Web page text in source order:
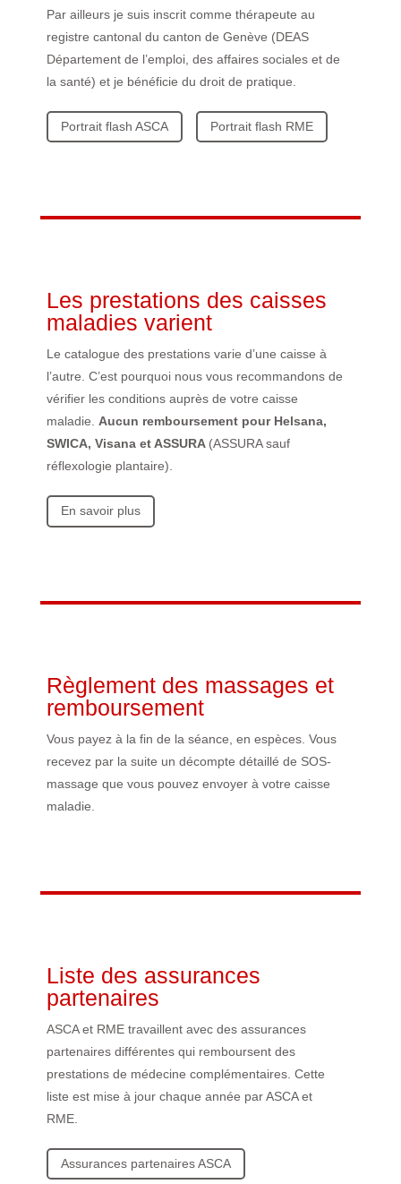
Par ailleurs je suis inscrit comme thérapeute au
registre cantonal du canton de Genève (DEAS
Département de l’emploi, des affaires sociales et de
la santé) et je bénéficie du droit de pratique.
Portrait flash ASCA Portrait flash RME
Les prestations des caisses
maladies varient
Le catalogue des prestations varie d’une caisse à
l’autre. C’est pourquoi nous vous recommandons de
vérifier les conditions auprès de votre caisse
maladie. Aucun remboursement pour Helsana,
SWICA, Visana et ASSURA (ASSURA sauf
réflexologie plantaire).
En savoir plus
Règlement des massages et
remboursement
Vous payez à la fin de la séance, en espèces. Vous
recevez par la suite un décompte détaillé de SOS-
massage que vous pouvez envoyer à votre caisse
maladie.
Liste des assurances
partenaires
ASCA et RME travaillent avec des assurances
partenaires différentes qui remboursent des
prestations de médecine complémentaires. Cette
liste est mise à jour chaque année par ASCA et
RME.
Assurances partenaires ASCA